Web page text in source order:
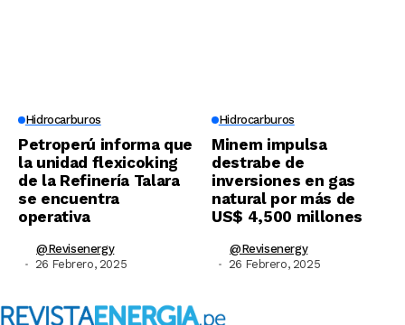
Hidrocarburos
Petroperú informa que
la unidad flexicoking
de la Refinería Talara
se encuentra
operativa
@revisenergy
26 Febrero, 2025
Hidrocarburos
Minem impulsa
destrabe de
inversiones en gas
natural por más de
US$ 4,500 millones
@revisenergy
26 Febrero, 2025